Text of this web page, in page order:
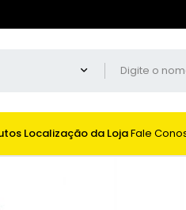
Localização da LojaFale